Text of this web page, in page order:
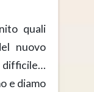
quali
nuovo
e diamo